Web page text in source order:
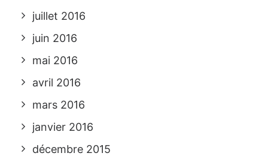
juillet 2016
juin 2016
mai 2016
avril 2016
mars 2016
janvier 2016
décembre 2015